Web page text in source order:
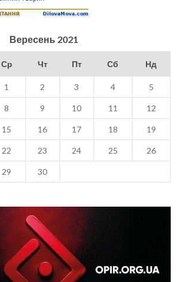
Вересень 2021
Ср Чт Пт Сб Нд
1 2 3 4 5
8 9 10 11 12
15 16 17 18 19
22 23 24 25 26
29
30